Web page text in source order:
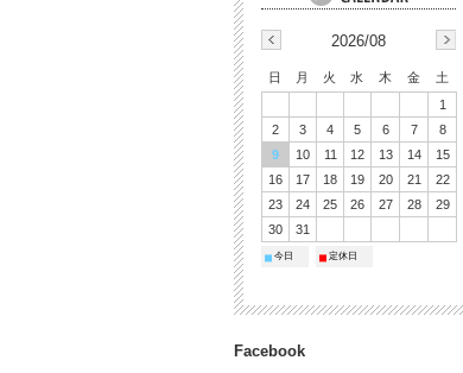
2026/08
日 月 火 水 木 金
土
1
2
3 4 5 6 7
8
9
10 11 12 13 14
15
16
17 18 19 20 21
22
23
24 25 26 27 28
29
30
31
■ 今日 ■ 定休日
Facebook